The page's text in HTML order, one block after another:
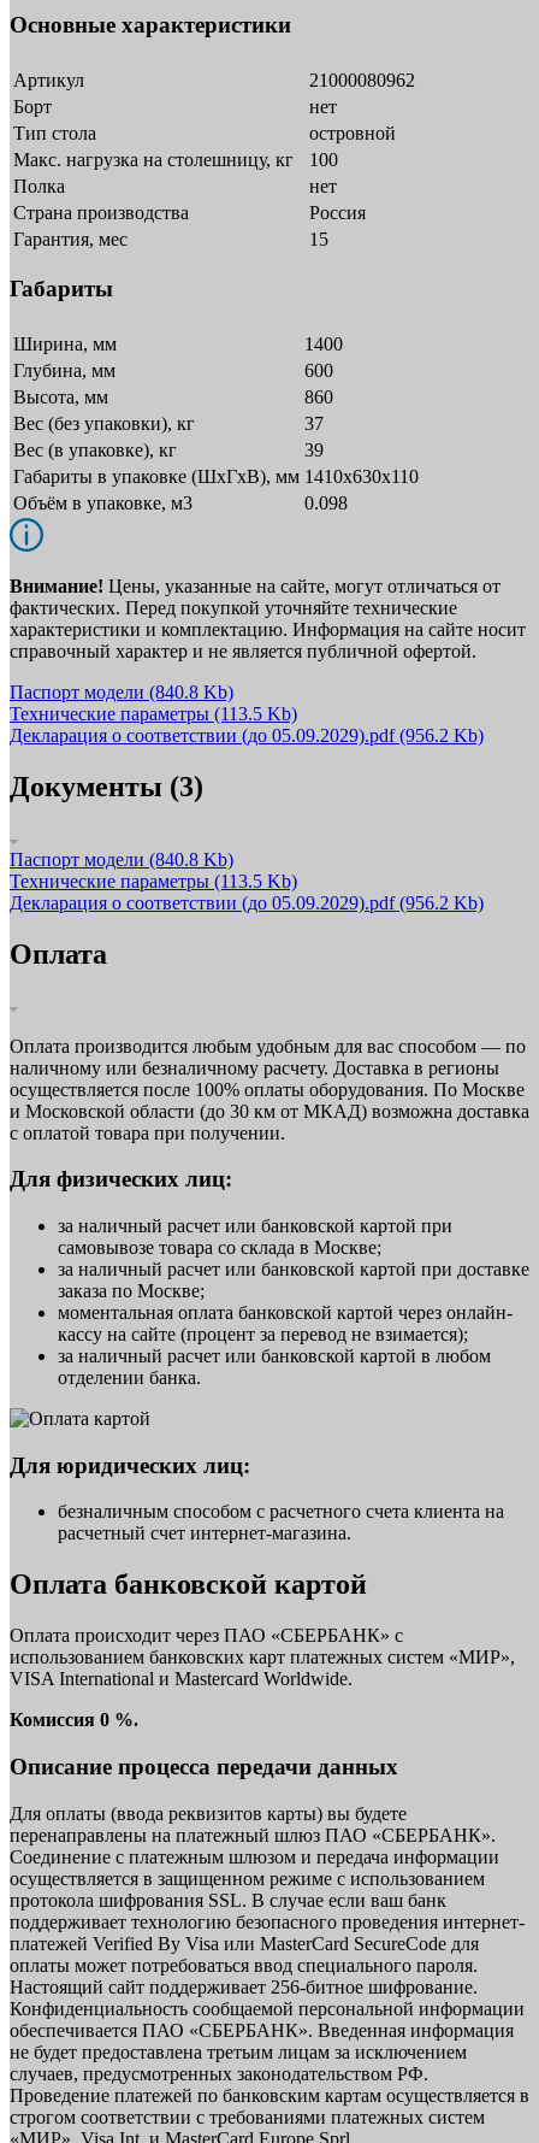
Основные характеристики
Артикул
21000080962
Борт
нет
Тип стола
островной
Макс. нагрузка на столешницу, кг
100
Полка
нет
Страна производства
Россия
Гарантия, мес
15
Габариты
Ширина, мм
1400
Глубина, мм
600
Высота, мм
860
Вес (без упаковки), кг
37
Вес (в упаковке), кг
39
Габариты в упаковке (ШxГxВ), мм 1410х630х110
Объём в упаковке, м3
0.098
Внимание! Цены, указанные на сайте, могут отличаться от
фактических. Перед покупкой уточняйте технические
характеристики и комплектацию. Информация на сайте носит
справочный характер и не является публичной офертой.
Паспорт модели (840.8 Kb)
Технические параметры (113.5 Kb)
Декларация о соответствии (до 05.09.2029).pdf(956.2 Kb)
Документы (3)
Паспорт модели (840.8 Kb)
Технические параметры (113.5 Kb)
Декларация о соответствии (до 05.09.2029).pdf(956.2 Kb)
Оплата
Оплата производится любым удобным для вас способом — по
наличному или безналичному расчету. Доставка в регионы
осуществляется после 100% оплаты оборудования. По Москве
и Московской области (до 30 км от МКАД) возможна доставка
с оплатой товара при получении.
Для физических лиц:
за наличный расчет или банковской картой при
самовывозе товара со склада в Москве;
за наличный расчет или банковской картой при доставке
заказа по Москве;
моментальная оплата банковской картой через онлайн-
кассу на сайте (процент за перевод не взимается);
за наличный расчет или банковской картой в любом
отделении банка.
Для юридических лиц:
безналичным способом с расчетного счета клиента на
расчетный счет интернет-магазина.
Оплата банковской картой
Оплата происходит через ПАО «СБЕРБАНК» с
использованием банковских карт платежных систем «МИР»,
VISA International и Mastercard Worldwide.
Комиссия 0 %.
Описание процесса передачи данных
Для оплаты (ввода реквизитов карты) вы будете
перенаправлены на платежный шлюз ПАО «СБЕРБАНК».
Соединение с платежным шлюзом и передача информации
осуществляется в защищенном режиме с использованием
протокола шифрования SSL. В случае если ваш банк
поддерживает технологию безопасного проведения интернет-
платежей Verified By Visa или MasterCard SecureCode для
оплаты может потребоваться ввод специального пароля.
Настоящий сайт поддерживает 256-битное шифрование.
Конфиденциальность сообщаемой персональной информации
обеспечивается ПАО «СБЕРБАНК». Введенная информация
не будет предоставлена третьим лицам за исключением
случаев, предусмотренных законодательством РФ.
Проведение платежей по банковским картам осуществляется в
строгом соответствии с требованиями платежных систем
«МИР», Visa Int. и MasterCard Europe Sprl.